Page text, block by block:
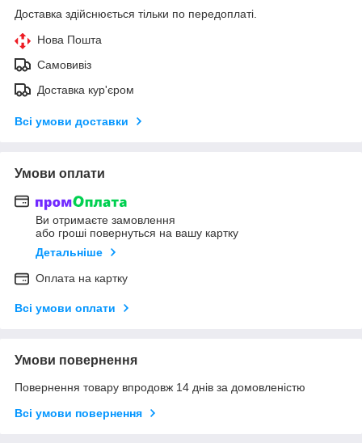
Доставка здійснюється тільки по передоплаті.
Нова Пошта
Самовивіз
Доставка кур'єром
Всі умови доставки
Умови оплати
Ви отримаєте замовлення
або гроші повернуться на вашу картку
Детальніше
Оплата на картку
Всі умови оплати
Умови повернення
Повернення товару впродовж 14 днів за домовленістю
Всі умови повернення